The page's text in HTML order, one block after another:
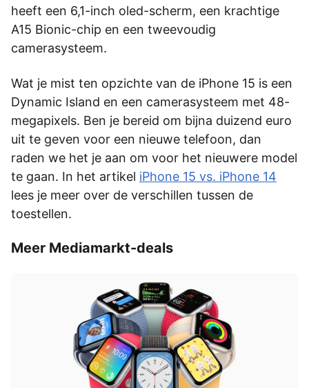
heeft een 6,1-inch oled-scherm, een krachtige
A15 Bionic-chip en een tweevoudig
camerasysteem.
Wat je mist ten opzichte van de iPhone 15 is een
Dynamic Island en een camerasysteem met 48-
megapixels. Ben je bereid om bijna duizend euro
uit te geven voor een nieuwe telefoon, dan
raden we het je aan om voor het nieuwere model
te gaan. In het artikel iPhone 15 vs. iPhone 14
lees je meer over de verschillen tussen de
toestellen.
Meer Mediamarkt-deals